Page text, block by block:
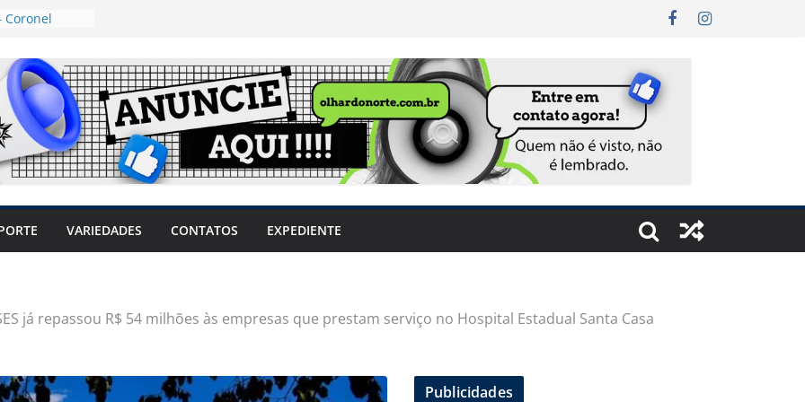
Coronel
mulheres
travar o
produtores
sem
sintomas,
VARIEDADES CONTATOS EXPEDIENTE
já repassou R$ 54 milhões às empresas que prestam serviço no Hospital Estadual Santa Casa
Publicidades